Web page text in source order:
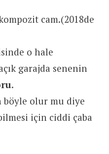
cam.(2018de
o hale
garajda senenin
.
böyle olur mu diye
için ciddi çaba